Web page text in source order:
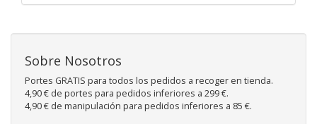
Sobre Nosotros
Portes GRATIS para todos los pedidos a recoger en tienda.
4,90 € de portes para pedidos inferiores a 299 €.
4,90 € de manipulación para pedidos inferiores a 85 €.